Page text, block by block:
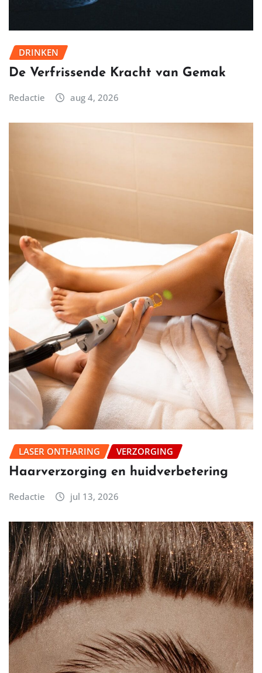
DRINKEN
De Verfrissende Kracht van Gemak
Redactie aug 4, 2026
LASER ONTHARING VERZORGING
Haarverzorging en huidverbetering
Redactie jul 13, 2026